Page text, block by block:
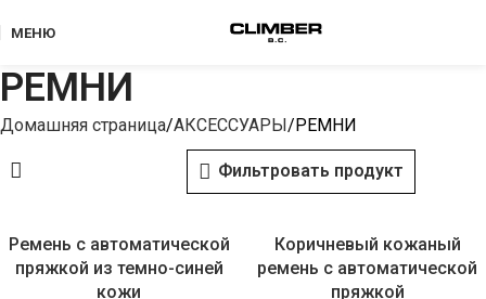
МЕНЮ
РЕМНИ
Домашняя страница АКСЕССУАРЫ РЕМНИ
Фильтровать продукт
Ремень с автоматической
пряжкой из темно-синей
кожи
Коричневый кожаный
ремень с автоматической
пряжкой